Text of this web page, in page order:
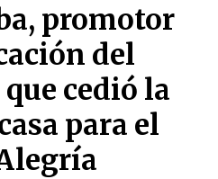
promotor
del
cedió la
para el